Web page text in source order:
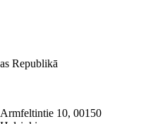
Republikā
Armfeltintie 10, 00150